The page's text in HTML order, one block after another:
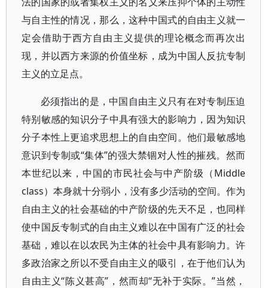
与自主性的情况，那么，这种中国式的自由主义就一
定会借助于西方自由主义提供的理论概念而再次出
现，并以西方来源的价值坐标，成为中国人反抗专制
主义的立足点。
必须指出的是，中国自由主义只有在对专制压迫
特别敏感的知识分子中具有强大的影响力，因为知识
分子本性上更追求思想上的自由空间。他们最敏感地
意识到专制或“集体”的强大禁锢对人性的摧残。然而
本世纪以来，中国的市民社会与中产阶级（Middle
class）本身就十分弱小，没有多少活动的空间。作为
自由主义的社会基础的中产阶级的先天不足，也同样
使中国反专制式的自由主义难以在中国有广泛的社会
基础，难以在以农民为主体的社会中具有影响力。许
多政治家之所以不受自由主义的吸引，在于他们认为
自由主义“陈义甚高”，然而却“无补于实际。”当然，